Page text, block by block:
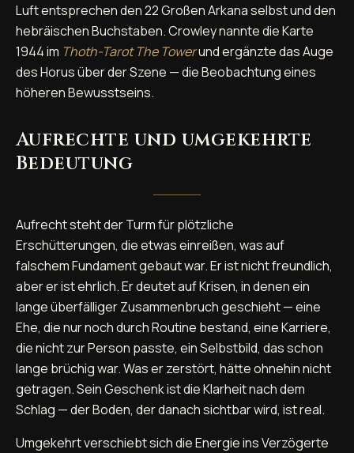
Luft entsprechen den 22 Großen Arkana selbst und den
hebräischen Buchstaben. Crowley nannte die Karte
1944 im Thoth-Tarot The Towerund ergänzte das Auge
des Horus über der Szene — die Beobachtung eines
höheren Bewusstseins.
Aufrechte und umgekehrte
Bedeutung
Aufrecht steht der Turm für plötzliche
Erschütterungen, die etwas einreißen, was auf
falschem Fundament gebaut war. Er ist nicht freundlich,
aber er ist ehrlich. Er deutet auf Krisen, in denen ein
lange überfälliger Zusammenbruch geschieht — eine
Ehe, die nur noch durch Routine bestand, eine Karriere,
die nicht zur Person passte, ein Selbstbild, das schon
lange brüchig war. Was er zerstört, hätte ohnehin nicht
getragen. Sein Geschenk ist die Klarheit nach dem
Schlag — der Boden, der danach sichtbar wird, ist real.
Umgekehrt verschiebt sich die Energie ins Verzögerte